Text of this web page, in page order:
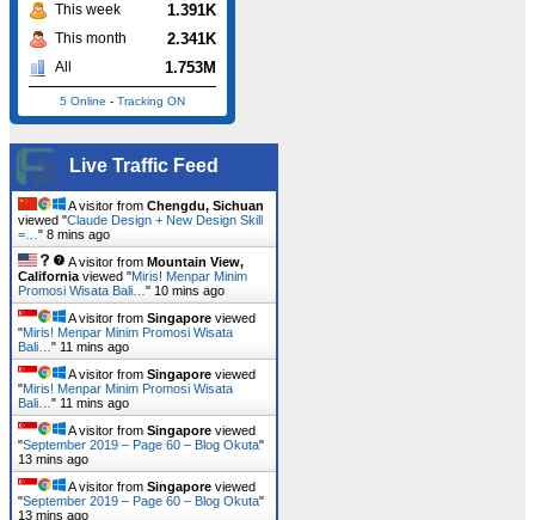
This week 1.391K
This month 2.341K
All 1.753M
5 Online - Tracking ON
Live Traffic Feed
A visitor from Chengdu, Sichuan
viewed "Claude Design + New Design Skill
=… " 8 mins ago
A visitor from Mountain View,
California viewed "Miris! Menpar Minim
Promosi Wisata Bali… " 10 mins ago
A visitor from Singapore viewed
"Miris! Menpar Minim Promosi Wisata
Bali… " 11 mins ago
A visitor from Singapore viewed
"Miris! Menpar Minim Promosi Wisata
Bali… " 11 mins ago
A visitor from Singapore viewed
"September 2019 – Page 60 – Blog Okuta"
13 mins ago
A visitor from Singapore viewed
"September 2019 – Page 60 – Blog Okuta"
13 mins ago